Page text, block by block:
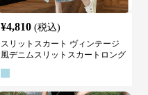
¥4,810 (税込)
スリットスカート ヴィンテージ
風デニムスリットスカートロング